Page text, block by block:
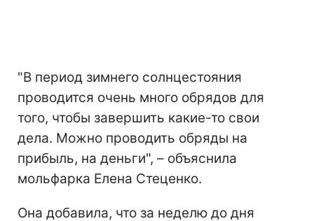
"В период зимнего солнцестояния
проводится очень много обрядов для
того, чтобы завершить какие-то свои
дела. Можно проводить обряды на
прибыль, на деньги", – объяснила
мольфарка Елена Стеценко.
Она добавила, что за неделю до дня